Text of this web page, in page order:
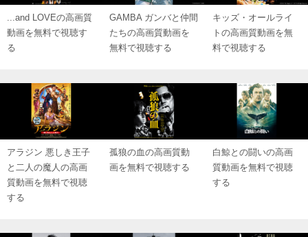
...and LOVEの高画質
動画を無料で視聴す
る
GAMBA ガンバと仲間
たちの高画質動画を
無料で視聴する
キッズ・オールライ
トの高画質動画を無
料で視聴する
アラジン 悪しき王子
と二人の魔人の高画
質動画を無料で視聴
する
孤狼の血の高画質動
画を無料で視聴する
白鯨との闘いの高画
質動画を無料で視聴
する